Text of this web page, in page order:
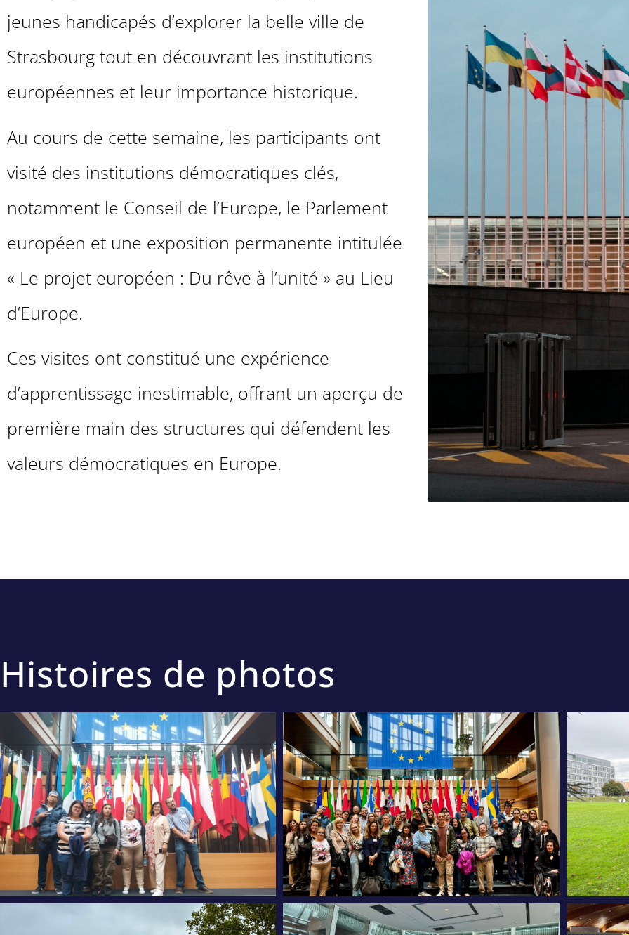
jeunes handicapés d’explorer la belle ville de
Strasbourg tout en découvrant les institutions
européennes et leur importance historique.
Au cours de cette semaine, les participants ont
visité des institutions démocratiques clés,
notamment le Conseil de l’Europe, le Parlement
européen et une exposition permanente intitulée
« Le projet européen : Du rêve à l’unité » au Lieu
d’Europe.
Ces visites ont constitué une expérience
d’apprentissage inestimable, offrant un aperçu de
première main des structures qui défendent les
valeurs démocratiques en Europe.
Histoires de photos